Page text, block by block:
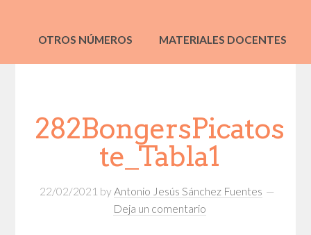
OTROS NÚMEROS MATERIALES DOCENTES
282BongersPicatos
te_Tabla1
22/02/2021 by Antonio Jesús Sánchez Fuentes
Deja un comentario